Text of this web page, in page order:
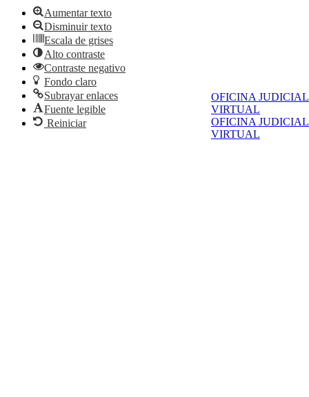
OFICINA JUDICIAL
VIRTUAL
OFICINA JUDICIAL
VIRTUAL
Aumentar texto
Disminuir texto
Escala de grises
Alto contraste
Contraste negativo
Fondo claro
Subrayar enlaces
Fuente legible
Reiniciar